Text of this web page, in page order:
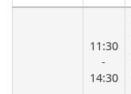
11:30
-
14:30